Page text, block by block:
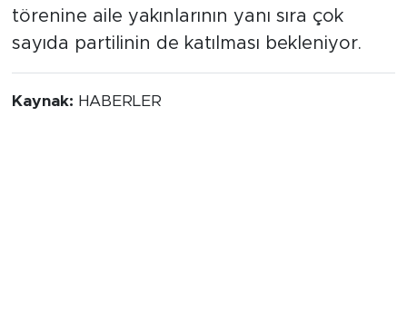
törenine aile yakınlarının yanı sıra çok
sayıda partilinin de katılması bekleniyor.
Kaynak: HABERLER